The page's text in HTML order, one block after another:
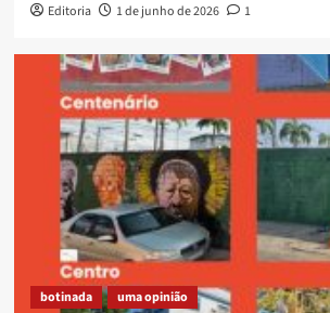
Editoria 1 de junho de 2026 1
botinada uma opinião